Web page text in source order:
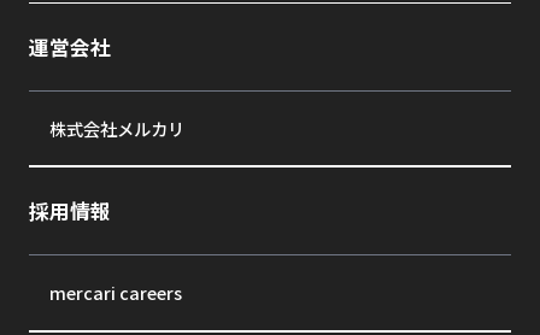
運営会社
株式会社メルカリ
採用情報
mercari careers